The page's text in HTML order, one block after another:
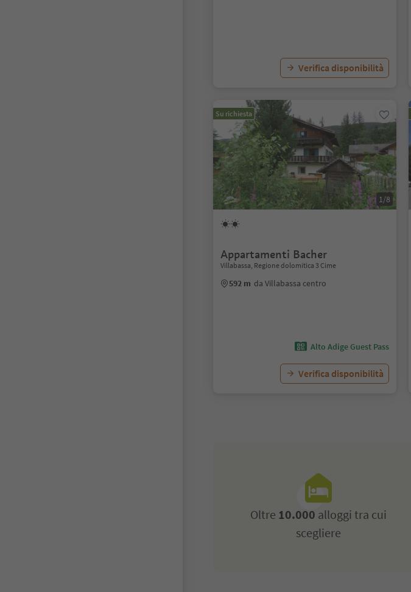
Verifica disponibilità
Su richiesta
1/8
Appartamenti Bacher
Villabassa, Regione dolomitica 3 Cime
592 m da Villabassa centro
Alto Adige Guest Pass
Verifica disponibilità
Oltre 10.000 alloggi tra cui
scegliere